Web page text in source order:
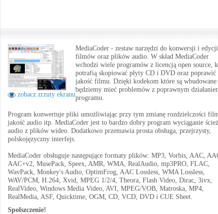
zobacz zrzuty ekranu
MediaCoder - zestaw narzędzi do konwersji i edycji
filmów oraz plików audio. W skład MediaCoder
wchodzi wiele programów z licencją open source,
potrafią skopiować płyty CD i DVD oraz poprawić
jakość filmu. Dzięki kodekom które są wbudowane
będziemy mieć problemów z poprawnym
programu.
Program konwertuje pliki umożliwiając przy tym zmianę rozdzielczości
jakość audio itp. MediaCoder jest to bardzo dobry program wyciąganie
audio z plików wideo. Dodatkowo przemawia prosta obsługa, przejrzysty,
polskojęzyczny interfejs.
MediaCoder obsługuje następujące formaty plików: MP3, Vorbis, AAC,
AAC+v2, MusePack, Speex, AMR, WMA, RealAudio, mp3PRO, FLAC,
WavPack, Monkey's Audio, OptimFrog, AAC Lossless, WMA Lossless,
WAV/PCM, H.264, Xvid, MPEG 1/2/4, Theora, Flash Video, Dirac, 3ivx,
RealVideo, Windows Media Video, AVI, MPEG/VOB, Matroska, MP4,
RealMedia, ASF, Quicktime, OGM, CD, VCD, DVD i CUE Sheet.
Spolszczenie!